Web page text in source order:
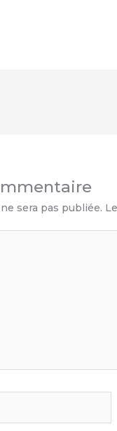
sera pas publiée.